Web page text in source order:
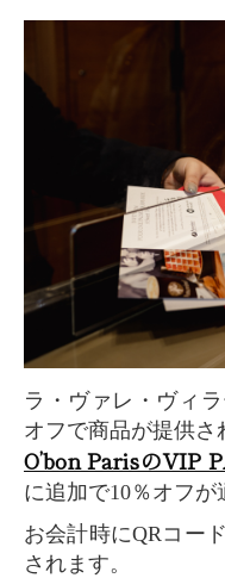
ラ・ヴァレ・ヴィラージュでは、すでに最大50％
オフで商品が提供さ
O’bon ParisのVIP
に追加で10％オフが
お会計時にQRコードを提示することで割引が適用
されます。